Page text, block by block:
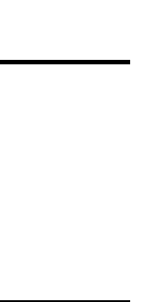
part of the
on our website
we respect
information is